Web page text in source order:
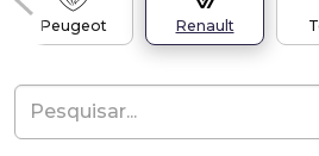
Peugeot Renault